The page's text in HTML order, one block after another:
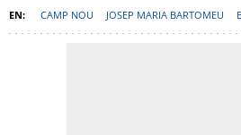
CAMP NOU JOSEP MARIA BARTOMEU